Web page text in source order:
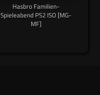
Hasbro Familien-
Spieleabend PS2 ISO [MG-
MF]